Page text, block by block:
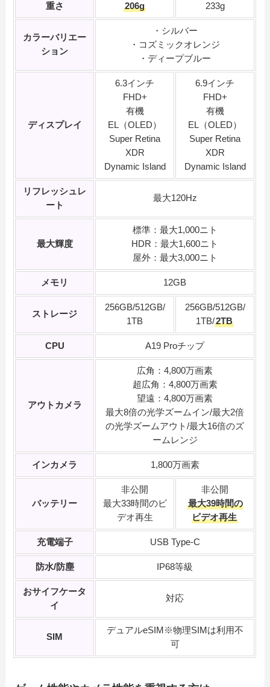
重さ 206g 233g
カラーバリエー
ション
・シルバー
・コズミックオレンジ
・ディープブルー
ディスプレイ
6.3インチ
FHD+
有機
EL（OLED）
Super Retina
XDR
Dynamic Island
6.9インチ
FHD+
有機
EL（OLED）
Super Retina
XDR
Dynamic Island
リフレッシュレ
ート
最大120Hz
最大輝度
標準：最大1,000ニト
HDR：最大1,600ニト
屋外：最大3,000ニト
メモリ 12GB
ストレージ
256GB/512GB/
1TB
256GB/512GB/
1TB/2TB
CPU A19 Proチップ
アウトカメラ
広角：4,800万画素
超広角：4,800万画素
望遠：4,800万画素
最大8倍の光学ズームイン/最大2倍
の光学ズームアウト/最大16倍のズ
ームレンジ
インカメラ 1,800万画素
バッテリー
非公開
最大33時間のビ
デオ再生
非公開
最大39時間の
ビデオ再生
充電端子 USB Type-C
防水/防塵 IP68等級
おサイフケータ
イ
対応
SIM
デュアルeSIM※物理SIMは利用不
可